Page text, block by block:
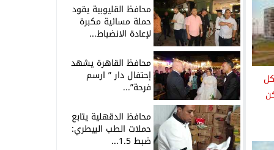
محافظ القليوبية يقود
حملة مسائية مكبرة
لإعادة الانضباط...
محافظ القاهرة يشهد
إحتفال دار ” ارسم
فرحة”...
محافظ الدقهلية يتابع
حملات الطب البيطري:
ضبط 1.5...